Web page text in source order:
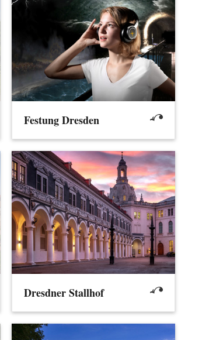
Festung Dresden
Dresdner Stallhof